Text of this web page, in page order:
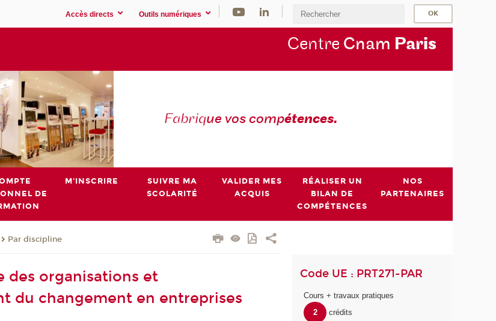
Accès directs Outils numériques
Centre Cnam Paris
Fabrique vos compétences.
DE
M'INSCRIRE
SUIVRE MA
SCOLARITÉ
VALIDER MES
ACQUIS
RÉALISER UN
BILAN DE
COMPÉTENCES
NOS
PARTENAIRES
Par discipline
des organisations et
du changement en entreprises
Code UE : PRT271-PAR
Cours + travaux pratiques
2
crédits